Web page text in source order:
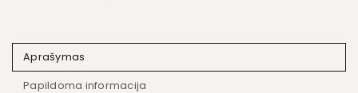
Aprašymas
Papildoma informacija